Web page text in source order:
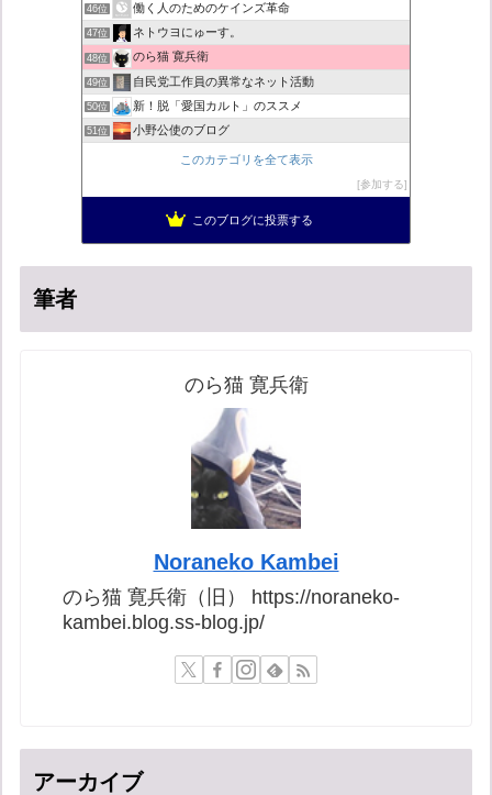
46位 働く人のためのケインズ革命
47位 ネトウヨにゅーす。
48位 のら猫 寛兵衛
49位 自民党工作員の異常なネット活動
50位 新！脱「愛国カルト」のススメ
51位 小野公使のブログ
こんなニュースにでくわした
菜穂は猫が好き
このカテゴリを全て表示
参加する
このブログに投票する
筆者
のら猫 寛兵衛
Noraneko Kambei
のら猫 寛兵衛（旧） https://noraneko-
kambei.blog.ss-blog.jp/
アーカイブ